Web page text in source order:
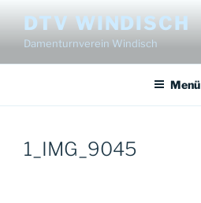
Inhalt
springen
DTV WINDISCH
Damenturnverein Windisch
Menü
1_IMG_9045